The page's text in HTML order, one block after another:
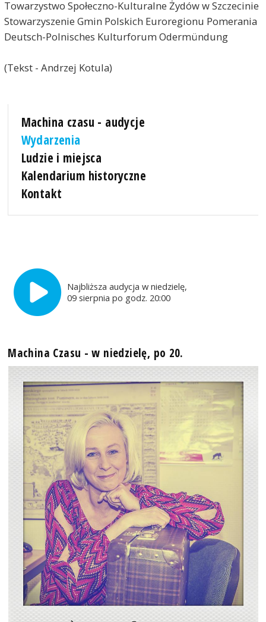
Towarzystwo Społeczno-Kulturalne Żydów w Szczecinie
Stowarzyszenie Gmin Polskich Euroregionu Pomerania
Deutsch-Polnisches Kulturforum Odermündung
(Tekst - Andrzej Kotula)
Machina czasu - audycje
Wydarzenia
Ludzie i miejsca
Kalendarium historyczne
Kontakt
Najbliższa audycja w niedzielę,
09 sierpnia po godz. 20:00
Machina Czasu - w niedzielę, po 20.